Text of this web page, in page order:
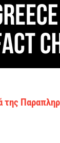
της